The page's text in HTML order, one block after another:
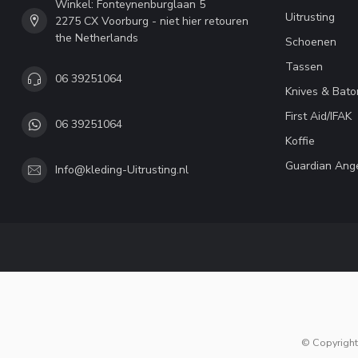
Winkel: Fonteynenburglaan 5
2275 CX Voorburg - niet hier retouren
the Netherlands
06 39251064
06 39251064
Info@kleding-Uitrusting.nl
Uitrusting
Schoenen
Tassen
Knives &
First Aid/IFAK
Koffie
Guardian
©